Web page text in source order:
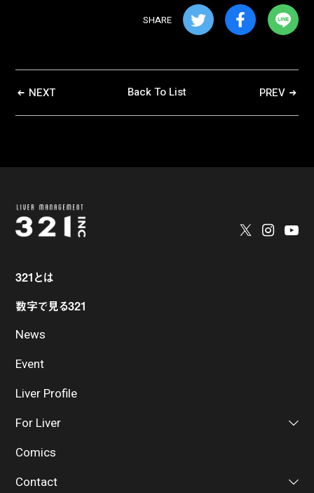
SHARE
NEXT Back To List PREV
321とは
数字で見る321
News
Event
Liver Profile
For Liver
Comics
Contact